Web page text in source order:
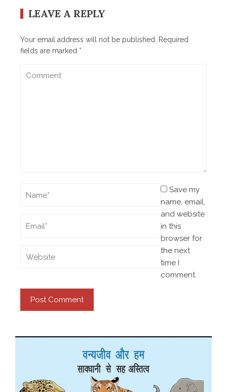
LEAVE A REPLY
Your email address will not be published.
Required
fields are marked *
Save my
name, email,
and website
in this
browser for
the next
time I
comment.